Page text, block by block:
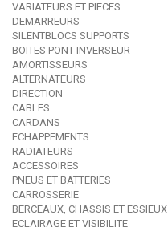
VARIATEURS ET PIECES
DEMARREURS
SILENTBLOCS SUPPORTS
BOITES PONT INVERSEUR
AMORTISSEURS
ALTERNATEURS
DIRECTION
CABLES
CARDANS
ECHAPPEMENTS
RADIATEURS
ACCESSOIRES
PNEUS ET BATTERIES
CARROSSERIE
BERCEAUX, CHASSIS ET ESSIEUX
ECLAIRAGE ET VISIBILITE